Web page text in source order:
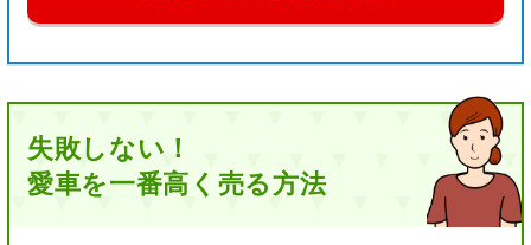
失敗しない！
愛車を一番高く売る方法